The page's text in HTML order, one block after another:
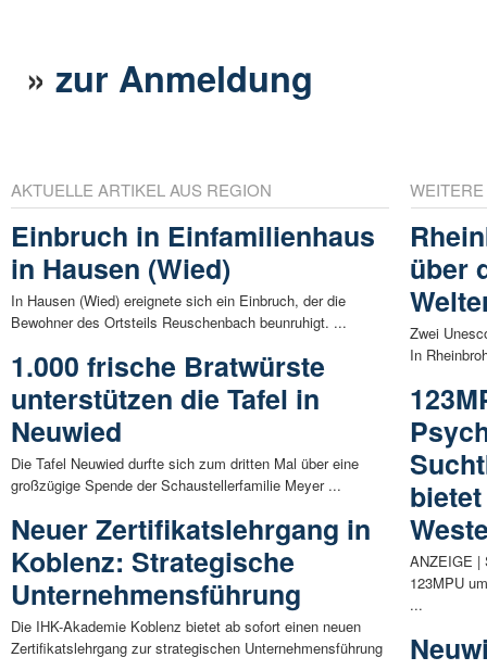
»zur Anmeldung
AKTUELLE ARTIKEL AUS REGION
Einbruch in Einfamilienhaus
in Hausen (Wied)
In Hausen (Wied) ereignete sich ein Einbruch, der die
Bewohner des Ortsteils Reuschenbach beunruhigt. ...
1.000 frische Bratwürste
unterstützen die Tafel in
Neuwied
Die Tafel Neuwied durfte sich zum dritten Mal über eine
großzügige Spende der Schaustellerfamilie Meyer ...
Neuer Zertifikatslehrgang in
Koblenz: Strategische
Unternehmensführung
Die IHK-Akademie Koblenz bietet ab sofort einen neuen
Zertifikatslehrgang zur strategischen Unternehmensführung
über
Zwei
In
ANZEIGE |
123MPU
...